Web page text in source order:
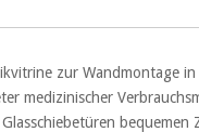
zur Wandmontage in
medizinischer